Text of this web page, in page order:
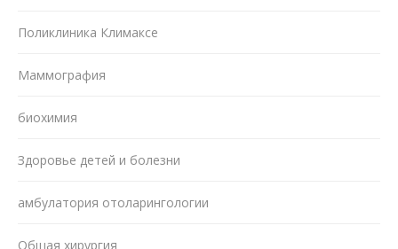
Поликлиника Климаксе
Маммография
биохимия
Здоровье детей и болезни
амбулатория отоларингологии
Общая хирургия